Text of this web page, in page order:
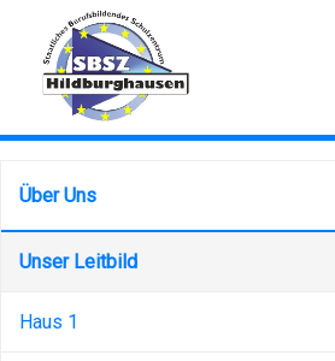
Über Uns
Unser Leitbild
Haus 1